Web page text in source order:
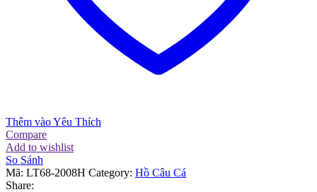
Thêm vào Yêu Thích
Compare
Add to wishlist
So Sánh
Mã: LT68-2008H Category: Hồ Câu Cá
Share: